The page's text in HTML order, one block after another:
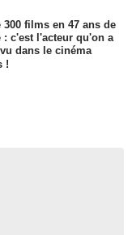
300 films en 47 ans de
: c'est l'acteur qu'on a
dans le cinéma
!